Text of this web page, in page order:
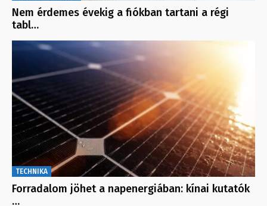
Nem érdemes évekig a fiókban tartani a régi
tabl…
TECHNIKA
Forradalom jöhet a napenergiában: kínai kutatók
…